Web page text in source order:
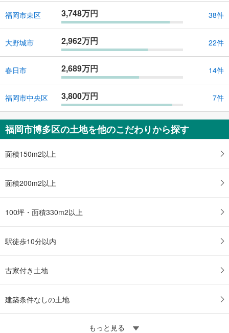
福岡市東区 3,748万円 38件
大野城市 2,962万円 22件
春日市 2,689万円 14件
福岡市中央区 3,800万円 7件
福岡市博多区の土地を他のこだわりから探す
面積150m2以上
面積200m2以上
100坪・面積330m2以上
駅徒歩10分以内
古家付き土地
建築条件なしの土地
もっと見る